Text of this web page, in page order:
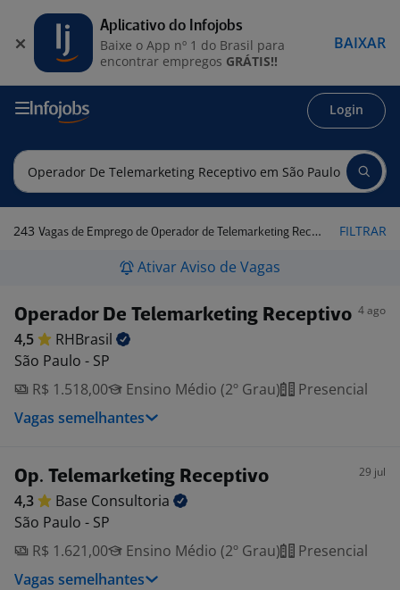
Login
243 Vagas de Emprego de Operador de Telemarketing Receptivo em São Paulo - SP FILTRAR
Ativar Aviso de Vagas
Operador De Telemarketing Receptivo 4 ago
4,5
RHBrasil
São Paulo - SP
R$ 1.518,00
Ensino Médio (2º Grau)
Presencial
Vagas semelhantes
Op. Telemarketing Receptivo 29 jul
4,3 Base Consultoria
São Paulo - SP
R$ 1.621,00
Ensino Médio (2º Grau)
Presencial
Vagas semelhantes
Aplicativo do Infojobs
Baixe o App nº 1 do Brasil para
encontrar empregos GRÁTIS!!
BAIXAR